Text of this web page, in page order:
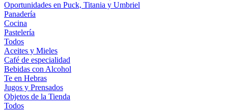
Oportunidades en Puck, Titania y Umbriel
Panadería
Cocina
Pastelería
Todos
Aceites y Mieles
Café de especialidad
Bebidas con Alcohol
Te en Hebras
Jugos y Prensados
Objetos de la Tienda
Todos